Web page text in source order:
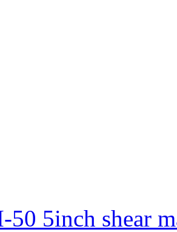
50 5inch shear